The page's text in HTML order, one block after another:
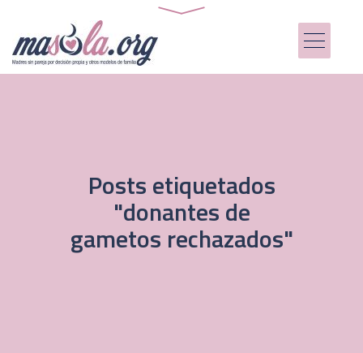
Posts etiquetados
"donantes de
gametos rechazados"